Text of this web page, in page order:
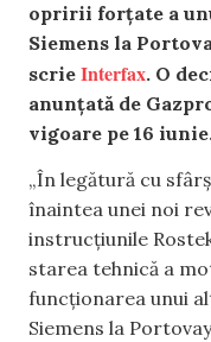
opririi forțate a
Siemens la
scrie Interfax. O
anunțată de
vigoare pe 16
„În legătură cu
înaintea unei noi
instrucțiunile
starea tehnică a
funcționarea unui
Siemens la